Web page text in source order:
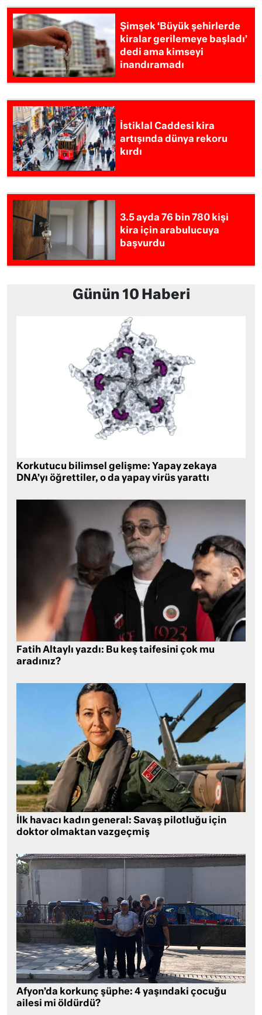
Şimşek ‘Büyük şehirlerde
kiralar gerilemeye başladı’
dedi ama kimseyi
inandıramadı
İstiklal Caddesi kira
artışında dünya rekoru
kırdı
3.5 ayda 76 bin 780 kişi
kira için arabulucuya
başvurdu
Günün 10 Haberi
Korkutucu bilimsel gelişme: Yapay zekaya
DNA’yı öğrettiler, o da yapay virüs yarattı
Fatih Altaylı yazdı: Bu keş taifesini çok mu
aradınız?
İlk havacı kadın general: Savaş pilotluğu için
doktor olmaktan vazgeçmiş
Afyon’da korkunç şüphe: 4 yaşındaki çocuğu
ailesi mi öldürdü?